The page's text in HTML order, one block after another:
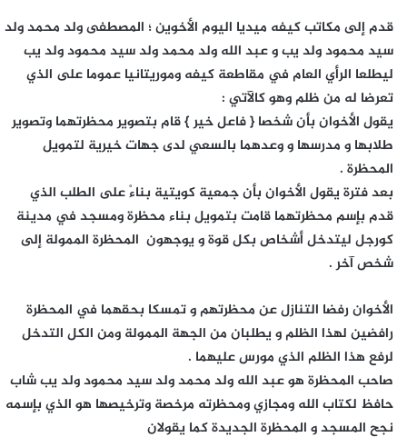
قدم إلى مكاتب كيفه ميديا اليوم الأخوين ؛ المصطفى ولد محمد ولد
سيد محمود ولد يب و عبد الله ولد محمد ولد سيد محمود ولد يب
ليطلعا الرأي العام في مقاطعة كيفه وموريتانيا عموما على الذي
تعرضا له من ظلم وهو كالآتي :
يقول الأخوان بأن شخصا { فاعل خير } قام بتصوير محظرتهما وتصوير
طلابها و مدرسها و وعدهما بالسعي لدى جهات خيرية لتمويل
المحظرة .
بعد فترة يقول الأخوان بأن جمعية كويتية بناءْ على الطلب الذي
قدم بإسم محظرتهما قامت بتمويل بناء محظرة ومسجد في مدينة
كورجل ليتدخل أشخاص بكل قوة و يوجهون المحظرة الممولة إلى
شخص آخر .
الأخوان رفضا التنازل عن محظرتهم و تمسكا بحقهما في المحظرة
رافضين لهذا الظلم و يطلبان من الجهة الممولة ومن الكل التدخل
لرفع هذا الظلم الذي مورس عليهما .
صاحب المحظرة هو عبد الله ولد محمد ولد سيد محمود ولد يب شاب
حافظ لكتاب الله ومجازي ومحظرته مرخصة وترخيصها هو الذي بإسمه
نجح المسجد و المحظرة الجديدة كما يقولان